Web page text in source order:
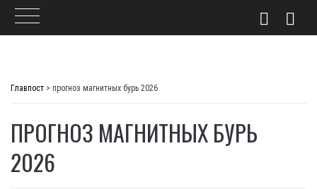
Главпост > прогноз магнитных бурь 2026
ПРОГНОЗ МАГНИТНЫХ БУРЬ
2026